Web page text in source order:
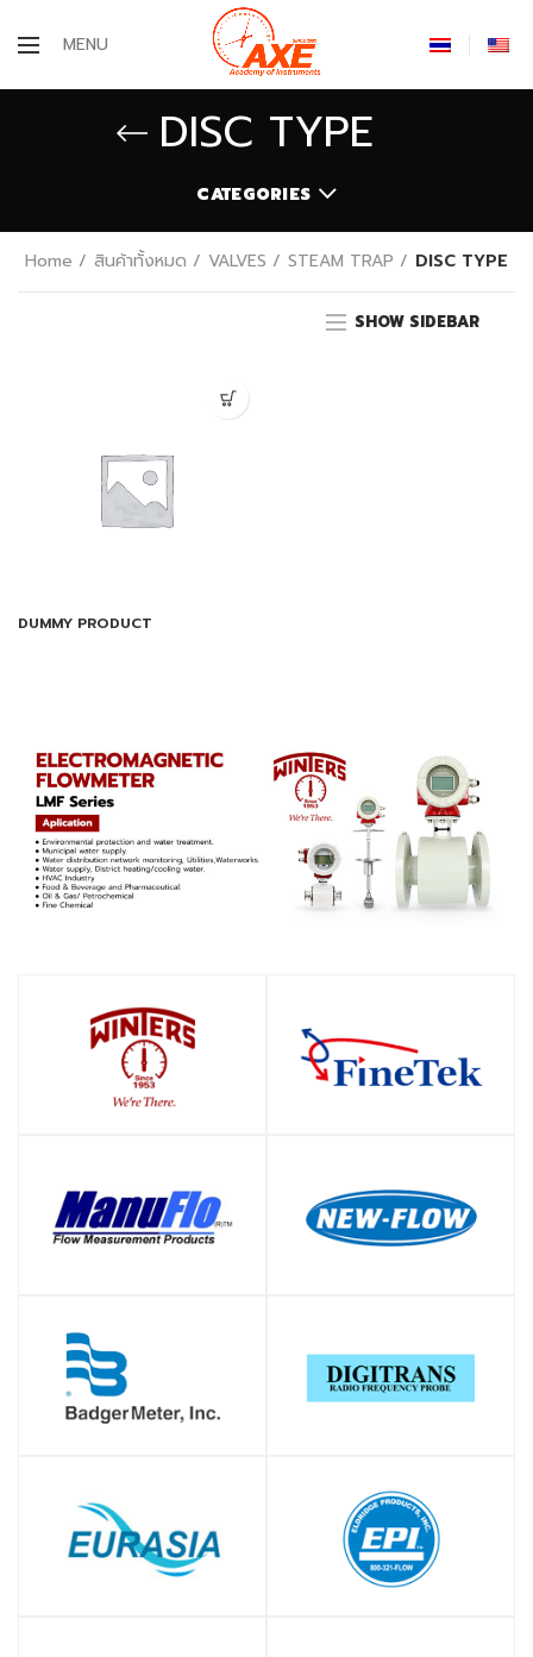
MENU
DISC TYPE
CATEGORIES
Home สินค้าทั้งหมด VALVES STEAM TRAP DISC TYPE
SHOW SIDEBAR
DUMMY PRODUCT
SHOP SHOP
SHOP SHOP
SHOP SHOP
SHOP SHOP